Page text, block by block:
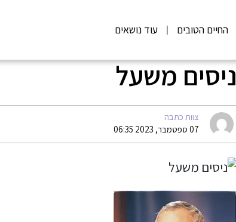
החיים הטובים עוד נושאים
ניסים משעל
צוות כתבה
07 ספטמבר, 2023 06:35